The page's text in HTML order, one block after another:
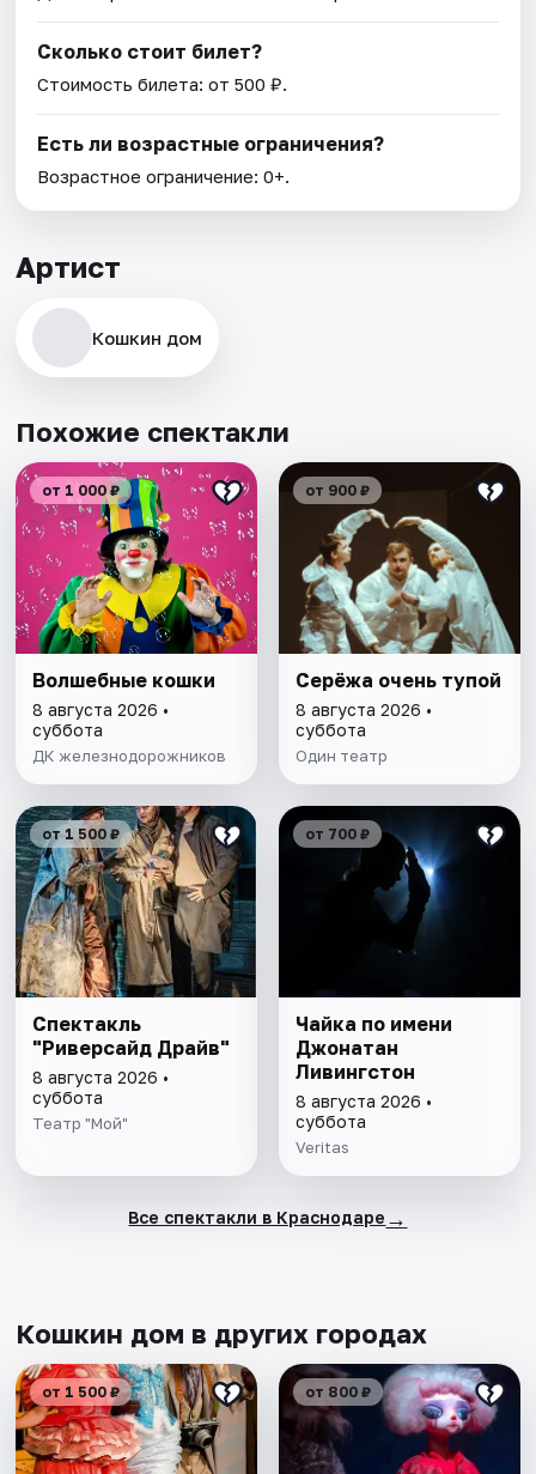
Сколько стоит билет?
Стоимость билета: от 500 ₽.
Есть ли возрастные ограничения?
Возрастное ограничение: 0+.
Артист
Кошкин дом
Похожие спектакли
от 1 000 ₽
Волшебные кошки
8 августа 2026 •
суббота
ДК железнодорожников
от 900 ₽
Серёжа очень тупой
8 августа 2026 •
суббота
Один театр
от 1 500 ₽
Спектакль
"Риверсайд Драйв"
8 августа 2026 •
суббота
Театр "Мой"
от 700 ₽
Чайка по имени
Джонатан
Ливингстон
8 августа 2026 •
суббота
Veritas
Все спектакли в Краснодаре →
Кошкин дом в других городах
от 1 500 ₽ от 800 ₽